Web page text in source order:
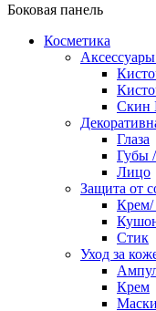
Боковая панель
Косметика
Скин
Глаза
Губы
Лицо
Защита от
Крем/
Стик
Уход за
Крем